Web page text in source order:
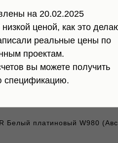
и с фасадами из
МДФ
Белый платиновый W980
на 20.02.2025
ценой, как это
реальные цены по
проектам.
вы можете получить
спецификацию.